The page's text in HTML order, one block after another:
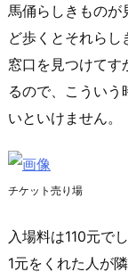
馬俑らしきものが
ど歩くとそれらし
窓口を見つけてす
るので、こうい
いといけません。
チケット売り場
入場料は110元で
1元をくれた人が